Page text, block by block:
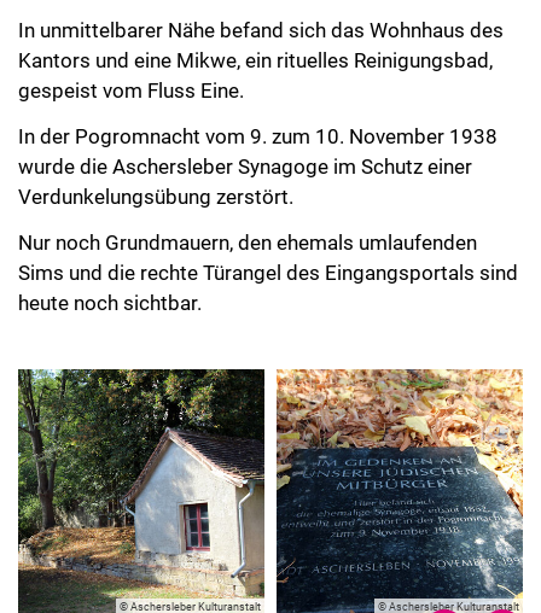
In unmittelbarer Nähe befand sich das Wohnhaus des
Kantors und eine Mikwe, ein rituelles Reinigungsbad,
gespeist vom Fluss Eine.
In der Pogromnacht vom 9. zum 10. November 1938
wurde die Aschersleber Synagoge im Schutz einer
Verdunkelungsübung zerstört.
Nur noch Grundmauern, den ehemals umlaufenden
Sims und die rechte Türangel des Eingangsportals sind
heute noch sichtbar.
© Aschersleber Kulturanstalt © Aschersleber Kulturanstalt